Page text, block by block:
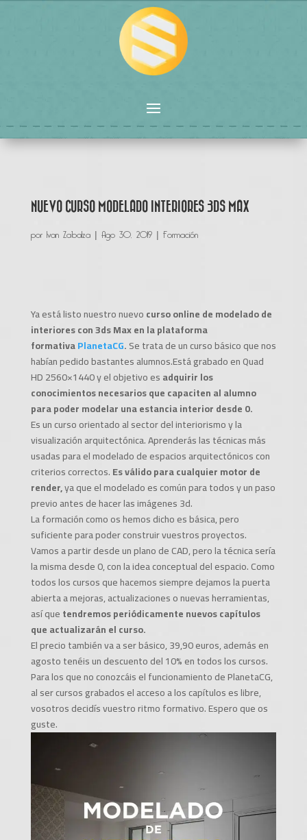
NUEVO CURSO MODELADO INTERIORES 3DS MAX
por Ivan Zabalza| Ago 30, 2019| Formación
Ya está listo nuestro nuevocurso online de modelado de
interiores con 3ds Max en la plataforma
formativaPlanetaCG.Se trata de un curso básico que nos
habían pedido bastantes alumnos.Está grabado en Quad
HD 2560×1440 y el objetivo esadquirir los
conocimientos necesarios que capaciten al alumno
para poder modelar una estancia interior desde 0.
Es un curso orientado al sector del interiorismo y la
visualización arquitectónica. Aprenderás las técnicas más
usadas para el modelado de espacios arquitectónicos con
criterios correctos.Es válido para cualquier motor de
render,ya que el modelado es común para todos y un paso
previo antes de hacer las imágenes 3d.
La formación como os hemos dicho es básica, pero
suficiente para poder construir vuestros proyectos.
Vamos a partir desde un plano de CAD, pero la técnica sería
la misma desde 0, con la idea conceptual del espacio. Como
todos los cursos que hacemos siempre dejamos la puerta
abierta a mejoras, actualizaciones o nuevas herramientas,
así quetendremos periódicamente nuevos capítulos
que actualizarán el curso.
El precio también va a ser básico, 39,90 euros, además en
agosto tenéis un descuento del 10% en todos los cursos.
Para los que no conozcáis el funcionamiento de PlanetaCG,
al ser cursos grabados el acceso a los capítulos es libre,
vosotros decidís vuestro ritmo formativo. Espero que os
guste.